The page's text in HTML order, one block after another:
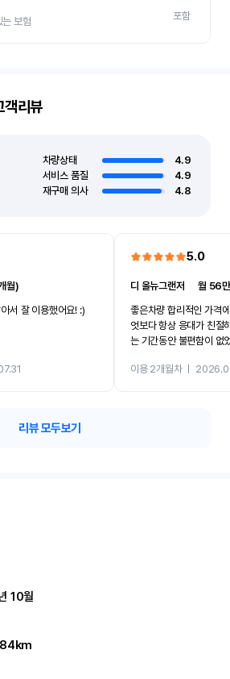
는 보험
포함
객리뷰
차량상태
4.9
서비스 품질
4.9
재구매 의사
4.8
월)
서 잘 이용했어요! :)
5.0
디 올뉴그랜저 ㅣ월 56
좋은차량 합리적인 가격
엇보다 항상 응대가 친절
는 기간동안 불편함이 없
카 렌트 고민없이 강추합
이용 2개월차ㅣ
리뷰 모두보기
10월